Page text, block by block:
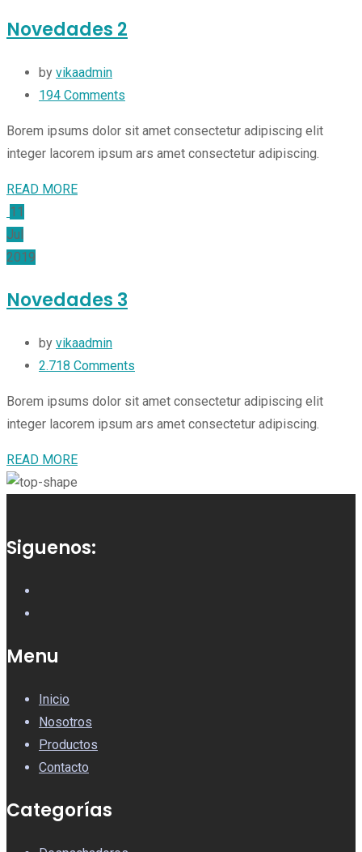
Novedades 2
by vikaadmin
194 Comments
Borem ipsums dolor sit amet consectetur adipiscing elit
integer lacorem ipsum ars amet consectetur adipiscing.
READ MORE
11
Jul
2019
Novedades 3
by vikaadmin
2.718 Comments
Borem ipsums dolor sit amet consectetur adipiscing elit
integer lacorem ipsum ars amet consectetur adipiscing.
READ MORE
Siguenos:
Menu
Inicio
Nosotros
Productos
Contacto
Categorías